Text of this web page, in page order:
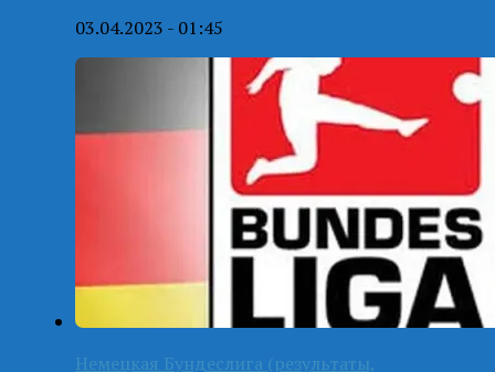
03.04.2023 - 01:45
Немецкая Бундеслига (результаты,